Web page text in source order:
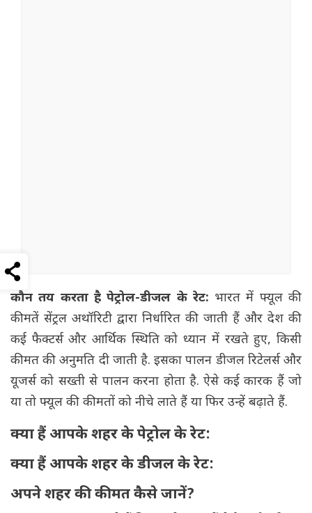
कौन तय करता है पेट्रोल-डीजल के रेट: भारत में फ्यूल की
कीमतें सेंट्रल अथॉरिटी द्वारा निर्धारित की जाती हैं और देश की
कई फैक्टर्स और आर्थिक स्थिति को ध्यान में रखते हुए, किसी
कीमत की अनुमति दी जाती है. इसका पालन डीजल रिटेलर्स और
यूजर्स को सख्ती से पालन करना होता है. ऐसे कई कारक हैं जो
या तो फ्यूल की कीमतों को नीचे लाते हैं या फिर उन्हें बढ़ाते हैं.
क्या हैं आपके शहर के पेट्रोल के रेट:
क्या हैं आपके शहर के डीजल के रेट:
अपने शहर की कीमत कैसे जानें?